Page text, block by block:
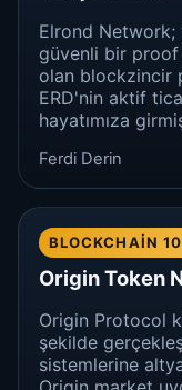
Elrond Network;
güvenli bir proof
olan blockzincir
ERD'nin aktif
hayatımıza
Ferdi Derin
BLOCKCHAIN
Origin Token
Origin Protocol
şekilde
sistemlerine